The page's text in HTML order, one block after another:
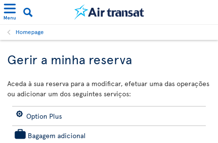
Menu
Homepage
Gerir a minha reserva
Aceda à sua reserva para a modificar, efetuar uma das operações
ou adicionar um dos seguintes serviços:
Option Plus
Bagagem adicional